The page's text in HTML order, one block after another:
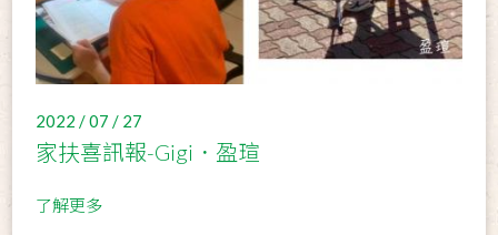
2022 / 07 / 27
家扶喜訊報-Gigi．盈瑄
了解更多